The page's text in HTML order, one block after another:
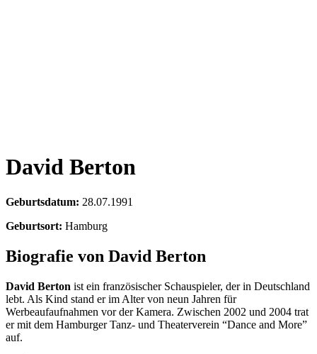
David Berton
Geburtsdatum: 28.07.1991
Geburtsort: Hamburg
Biografie von David Berton
David Berton ist ein französischer Schauspieler, der in Deutschland
lebt. Als Kind stand er im Alter von neun Jahren für
Werbeaufaufnahmen vor der Kamera. Zwischen 2002 und 2004 trat
er mit dem Hamburger Tanz- und Theaterverein “Dance and More”
auf.